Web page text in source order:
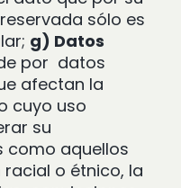
sólo es
g) Datos
por datos
afectan la
cuyo uso
su
como aquellos
racial o étnico, la